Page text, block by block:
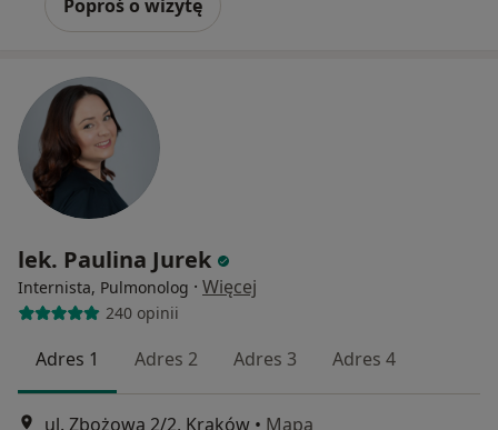
Poproś o wizytę
lek. Paulina Jurek
Internista, Pulmonolog · Więcej
240 opinii
Adres 1 Adres 2 Adres 3 Adres 4
ul. Zbożowa 2/2, Kraków • Mapa